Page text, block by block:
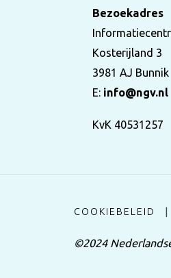
Bezoekadres
Kosterijland 3
3981 AJ Bunnik
E: info@ngv.nl
KvK 40531257
COOKIEBELEID
©2024